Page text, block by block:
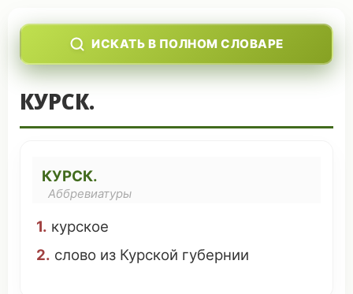
ИСКАТЬ В ПОЛНОМ СЛОВАРЕ
КУРСК.
КУРСК.
Аббревиатуры
1. курское
2. слово из Курской губернии